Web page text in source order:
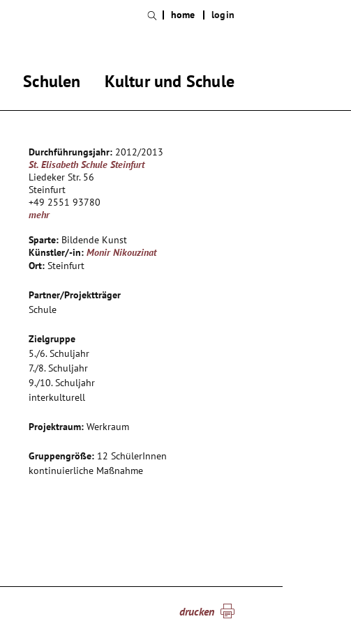
Schulen Kultur und Schule
home login
Durchführungsjahr: 2012/2013
St. Elisabeth Schule Steinfurt
Liedeker Str. 56
Steinfurt
+49 2551 93780
mehr
Sparte: Bildende Kunst
Künstler/-in: Monir Nikouzinat
Ort: Steinfurt
Partner/Projektträger
Schule
Zielgruppe
5./6. Schuljahr
7./8. Schuljahr
9./10. Schuljahr
interkulturell
Projektraum: Werkraum
Gruppengröße: 12 SchülerInnen
kontinuierliche Maßnahme
drucken